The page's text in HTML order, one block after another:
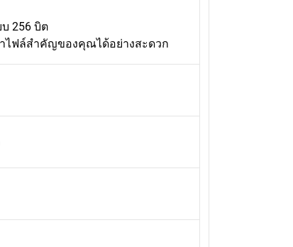
256 บิต
ไฟล์สำคัญของคุณได้อย่างสะดวก